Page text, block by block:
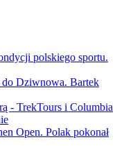
polskiego sportu.
do Dziwnowa. Bartek
- TrekTours i Columbia
Open. Polak pokonał